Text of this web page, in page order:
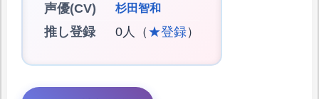
声優(CV)
杉田智和
推し登録 0人（ ★登録）